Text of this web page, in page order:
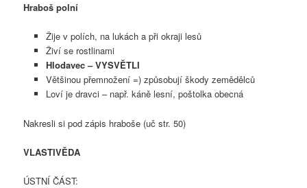
Hraboš polní
Žije v polích, na lukách a při okraji lesů
Živí se rostlinami
Hlodavec – VYSVĚTLI
Většinou přemnožení =) způsobují škody zemědělců
Loví je dravci – např. káně lesní, poštolka obecná
Nakresli si pod zápis hraboše (uč str. 50)
VLASTIVĚDA
ÚSTNÍ ČÁST: